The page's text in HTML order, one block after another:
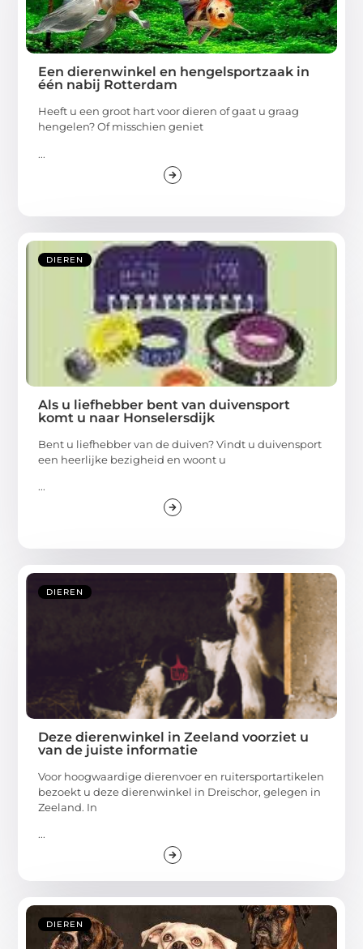
Een dierenwinkel en hengelsportzaak in
één nabij Rotterdam
Heeft u een groot hart voor dieren of gaat u graag
hengelen? Of misschien geniet
...
DIEREN
Als u liefhebber bent van duivensport
komt u naar Honselersdijk
Bent u liefhebber van de duiven? Vindt u duivensport
een heerlijke bezigheid en woont u
...
DIEREN
Deze dierenwinkel in Zeeland voorziet u
van de juiste informatie
Voor hoogwaardige dierenvoer en ruitersportartikelen
bezoekt u deze dierenwinkel in Dreischor, gelegen in
Zeeland. In
...
DIEREN